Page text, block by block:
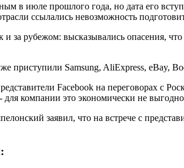
в июле прошлого года, но дата его
ссылались невозможность
за рубежом: высказывались опасения,
приступили Samsung, AliЕxpress, eBay,
Facebook на переговорах с
для компании это экономически не
заявил, что на встрече с